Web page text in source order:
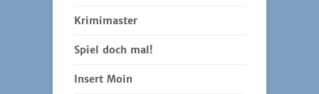
Krimimaster
Spiel doch mal!
Insert Moin